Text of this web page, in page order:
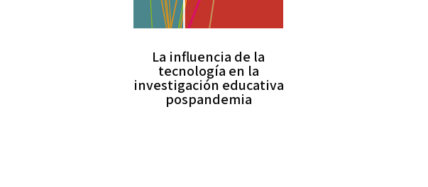
La influencia de la
tecnología en la
investigación educativa
pospandemia